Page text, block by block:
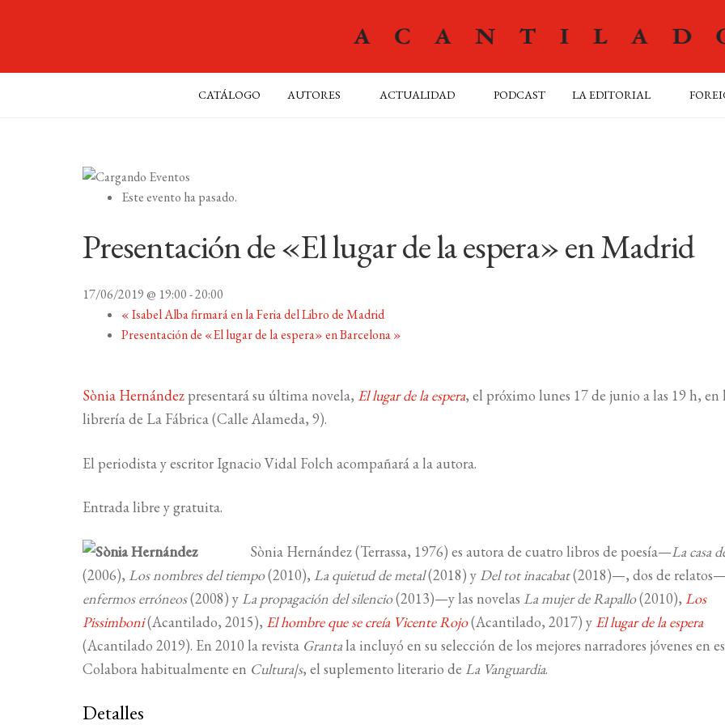
CATÁLOGO AUTORES ACTUALIDAD PODCAST LA EDITORIAL
Este evento ha pasado.
Presentación de «El lugar de la espera» en Madrid
17/06/2019 @ 19:00-20:00
«Isabel Alba firmará en la Feria del Libro de Madrid
Presentación de «El lugar de la espera» en Barcelona»
Sònia Hernández presentará su última novela, El lugar de la espera, el próximo lunes 17 de junio a las 19 h, en
librería de La Fábrica (Calle Alameda, 9).
El periodista y escritor Ignacio Vidal Folch acompañará a la autora.
Entrada libre y gratuita.
Sònia Hernández (Terrassa, 1976) es autora de cuatro libros de poesía—La casa
(2006), Los nombres del tiempo(2010), La quietud de metal(2018) y Del tot inacabat(2018)—, dos de relatos—
enfermos erróneos(2008) y La propagación del silencio(2013)—y las novelas La mujer de Rapallo(2010),Los
Pissimboni(Acantilado, 2015), El hombre que se creía Vicente Rojo(Acantilado, 2017) y El lugar de la espera
(Acantilado 2019). En 2010 la revista Grantala incluyó en su selección de los mejores narradores jóvenes en
Colabora habitualmente en Cultura|s, el suplemento literario de La Vanguardia.
Detalles